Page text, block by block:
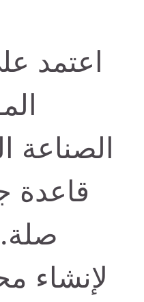
اعتمد
الصناعة
قاعدة
لإنشاء